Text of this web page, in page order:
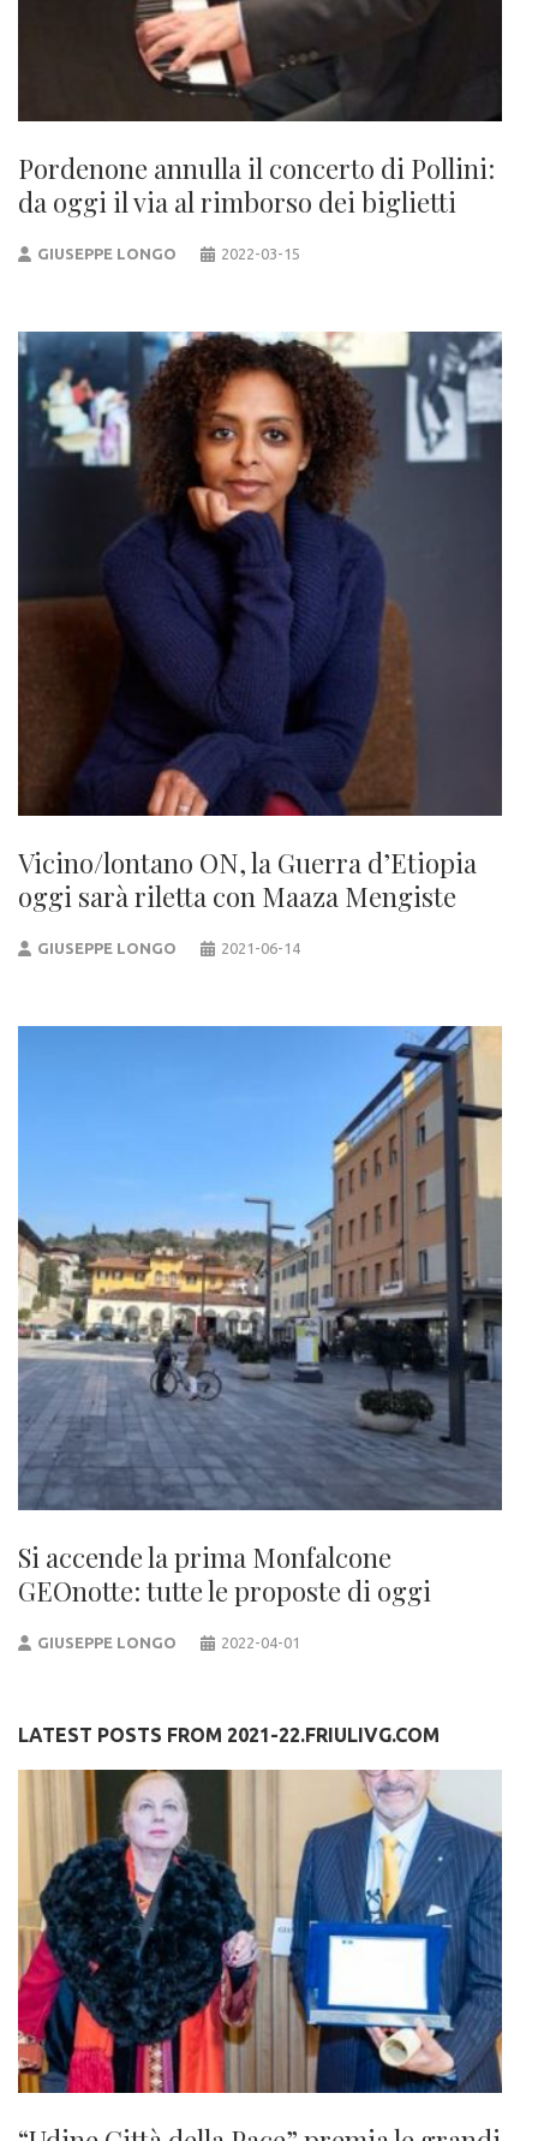
Pordenone annulla il concerto di Pollini:
da oggi il via al rimborso dei biglietti
GIUSEPPE LONGO 2022-03-15
Vicino/lontano ON, la Guerra d’Etiopia
oggi sarà riletta con Maaza Mengiste
GIUSEPPE LONGO 2021-06-14
Si accende la prima Monfalcone
GEOnotte: tutte le proposte di oggi
GIUSEPPE LONGO 2022-04-01
LATEST POSTS FROM 2021-22.FRIULIVG.COM